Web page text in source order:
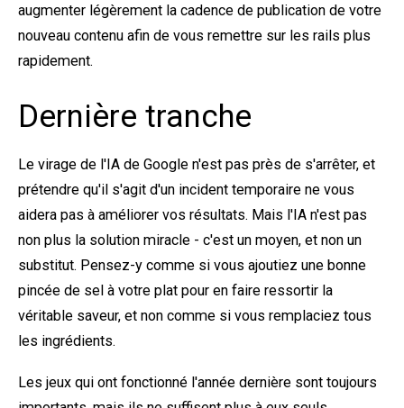
augmenter légèrement la cadence de publication de votre
nouveau contenu afin de vous remettre sur les rails plus
rapidement.
Dernière tranche
Le virage de l'IA de Google n'est pas près de s'arrêter, et
prétendre qu'il s'agit d'un incident temporaire ne vous
aidera pas à améliorer vos résultats. Mais l'IA n'est pas
non plus la solution miracle - c'est un moyen, et non un
substitut. Pensez-y comme si vous ajoutiez une bonne
pincée de sel à votre plat pour en faire ressortir la
véritable saveur, et non comme si vous remplaciez tous
les ingrédients.
Les jeux qui ont fonctionné l'année dernière sont toujours